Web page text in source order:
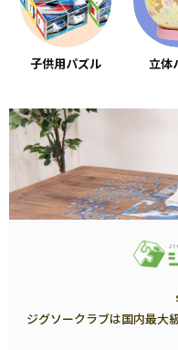
子供用パズル 立体
ジグソークラブは国内最大